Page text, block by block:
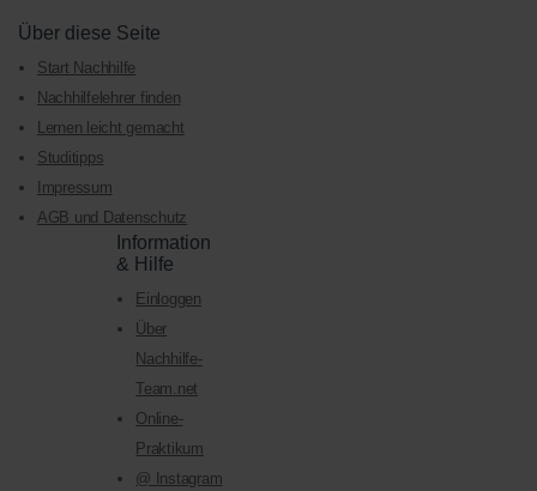
Über diese Seite
Start Nachhilfe
Nachhilfelehrer finden
Lernen leicht gemacht
Studitipps
Impressum
AGB und Datenschutz
Information
& Hilfe
Einloggen
Über
Nachhilfe-
Team.net
Online-
Praktikum
@ Instagram